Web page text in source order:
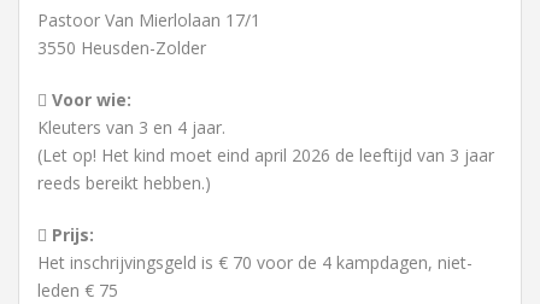
Pastoor Van Mierlolaan 17/1
3550 Heusden-Zolder
Voor wie:
Kleuters van 3 en 4 jaar.
(Let op! Het kind moet eind april 2026 de leeftijd van 3 jaar
reeds bereikt hebben.)
Prijs:
Het inschrijvingsgeld is € 70 voor de 4 kampdagen, niet-
leden € 75